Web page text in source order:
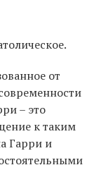
от
– это
к таким
Гарри и